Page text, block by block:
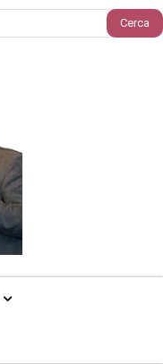
Cerca